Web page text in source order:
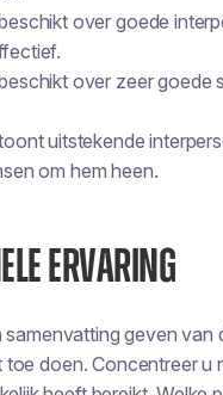
over goede
over zeer goede
uitstekende
om hem heen.
ERVARING
geven van
doen. Concentreer